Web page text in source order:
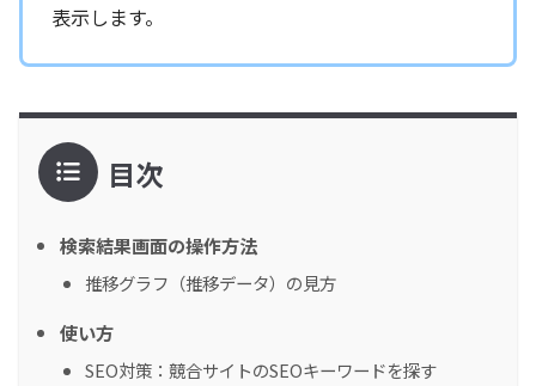
表示します。
目次
検索結果画面の操作方法
推移グラフ（推移データ）の見方
使い方
SEO対策：競合サイトのSEOキーワードを探す